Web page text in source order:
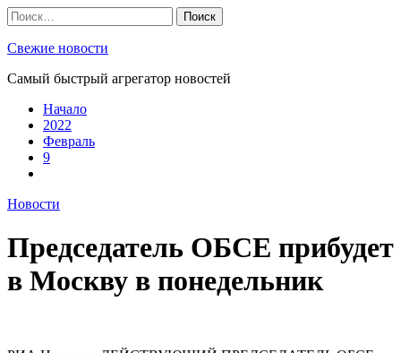
Skip
to
content
Найти:
Свежие новости
Самый быстрый агрегатор новостей
Начало
2022
Февраль
9
Новости
Председатель ОБСЕ прибудет
в Москву в понедельник